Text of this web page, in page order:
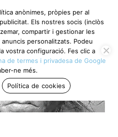
anònimes, pròpies per al
Els nostres socis (inclòs
compartir i gestionar les
personalitzats. Podeu
vostra configuració. Fes clic a
de termes i privadesa de Google
ne més.
Política de cookies